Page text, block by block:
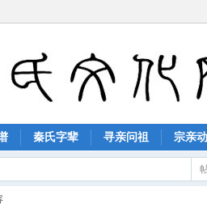
秦氏字辈 寻亲问祖 宗亲